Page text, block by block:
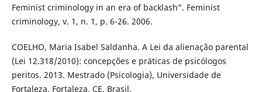
Feminist criminology in an era of backlash”. Feminist
criminology, v. 1, n. 1, p. 6-26. 2006.
COELHO, Maria Isabel Saldanha. A Lei da alienação parental
(Lei 12.318/2010): concepções e práticas de psicólogos
peritos. 2013. Mestrado (Psicologia), Universidade de
Fortaleza. Fortaleza, CE, Brasil.